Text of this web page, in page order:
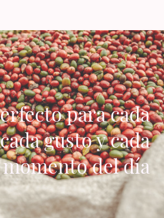
para cada
gusto y cada
momento del día